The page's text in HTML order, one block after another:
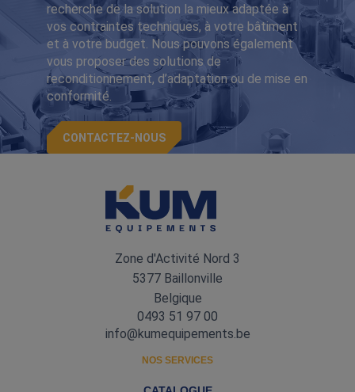
recherche de la solution la mieux adaptée à
vos contraintes techniques, à votre bâtiment
et à votre budget. Nous pouvons également
vous proposer des solutions de
reconditionnement, d’adaptation ou de mise en
conformité.
CONTACTEZ-NOUS
Zone d'Activité Nord 3
5377 Baillonville
Belgique
0493 51 97 00
info@kumequipements.be
NOS SERVICES